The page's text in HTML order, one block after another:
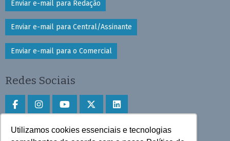
Utilizamos cookies essenciais e tecnologias
Enviar e-mail para Redação
Enviar e-mail para Central/Assinante
Enviar e-mail para o Comercial
Redes Sociais
Faça download do aplicativo